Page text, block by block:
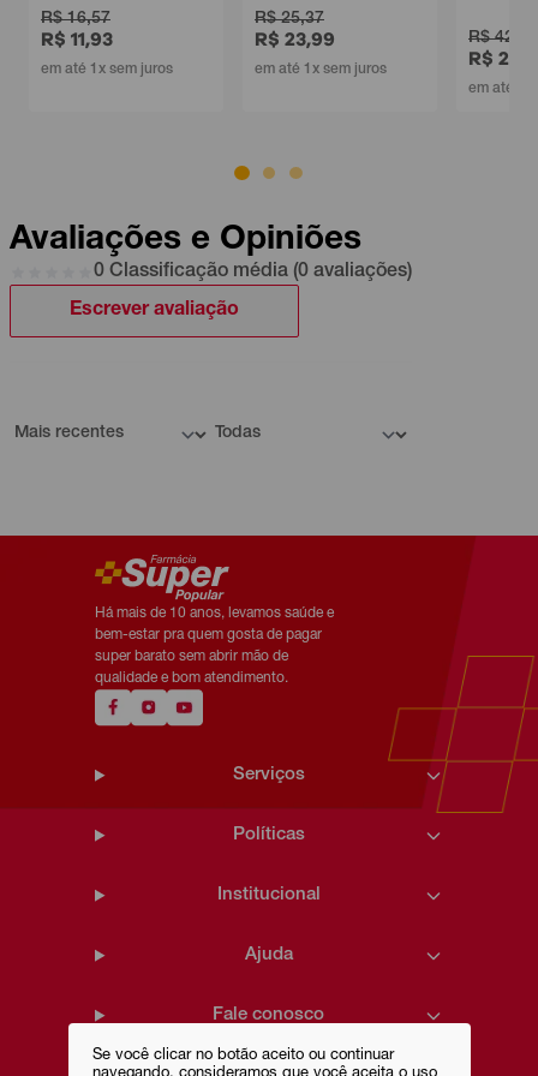
Se você clicar no botão aceito ou continuar
R$ 16,57
R$ 11,93
em até 1x sem juros
R$ 25,37
R$ 23,99
em até 1x sem juros
R$ 42,62
R$
em até 1x
Avaliações e Opiniões
0 Classificação média (0 avaliações)
Escrever avaliação
Há mais de 10 anos, levamos saúde e
bem-estar pra quem gosta de pagar
super barato sem abrir mão de
qualidade e bom atendimento.
Serviços
Políticas
Institucional
Ajuda
Fale conosco